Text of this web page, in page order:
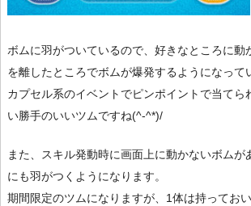
ボムに羽がついているので、好きなところに動
を離したところでボムが爆発するようになって
カプセル系のイベントでピンポイントで当てら
い勝手のいいツムですね(^-^*)/
また、スキル発動時に画面上に動かないボムが
にも羽がつくようになります。
期間限定のツムになりますが、1体は持ってお